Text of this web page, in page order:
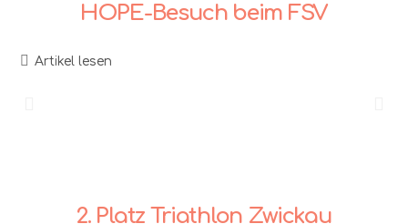
HOPE-Besuch beim FSV
Artikel lesen
2. Platz Triathlon Zwickau